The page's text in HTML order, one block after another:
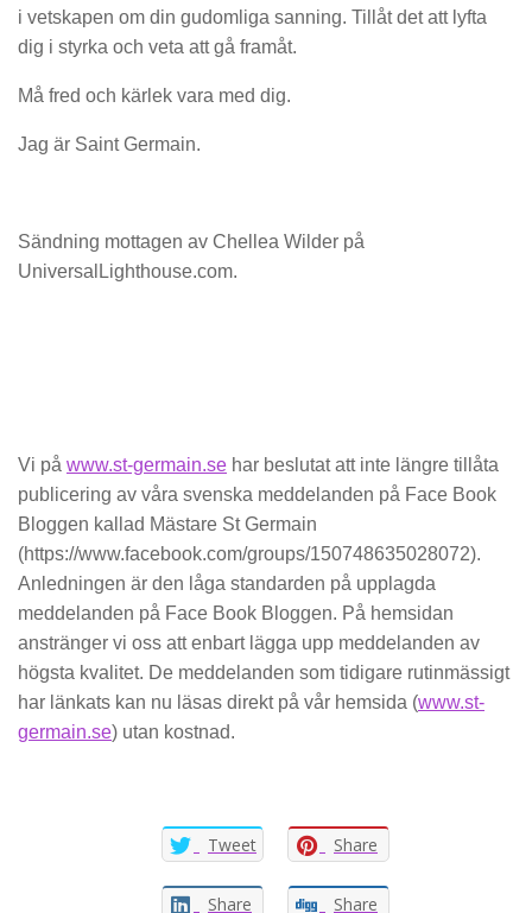
i vetskapen om din gudomliga sanning. Tillåt det att lyfta
dig i styrka och veta att gå framåt.
Må fred och kärlek vara med dig.
Jag är Saint Germain.
Sändning mottagen av Chellea Wilder på
UniversalLighthouse.com.
Vi på www.st-germain.se har beslutat att inte längre tillåta
publicering av våra svenska meddelanden på Face Book
Bloggen kallad Mästare St Germain
(https://www.facebook.com/groups/150748635028072).
Anledningen är den låga standarden på upplagda
meddelanden på Face Book Bloggen. På hemsidan
anstränger vi oss att enbart lägga upp meddelanden av
högsta kvalitet. De meddelanden som tidigare rutinmässigt
har länkats kan nu läsas direkt på vår hemsida (www.st-
germain.se) utan kostnad.
Tweet Share
Share Share